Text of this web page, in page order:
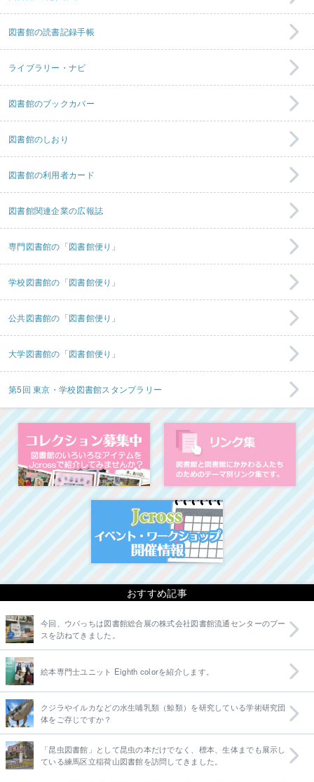
図書館の読書記録手帳
ライブラリー・ナビ
図書館のブックカバー
図書館のしおり
図書館の利用者カード
図書館関連企業の広報誌
専門図書館の「図書館便り」
学校図書館の「図書館便り」
公共図書館の「図書館便り」
大学図書館の「図書館便り」
第5回 東京・学校図書館スタンプラリー
コレクション募集中 図
イベント・ワーク
おすすめ記事
今回、ウパっちは図書館総合展の株式会社図書館流通センターのブー
スを訪ねてきました。
絵本専門士ユニット Eighth colorを紹介します。
クジラやイルカなどの水生哺乳類（鯨類）を研究している学術研究団
体をご存じですか？
「昆虫図書館」として昆虫の本だけでなく、標本、生体までも展示し
ている練馬区立稲荷山図書館を訪問してきました。